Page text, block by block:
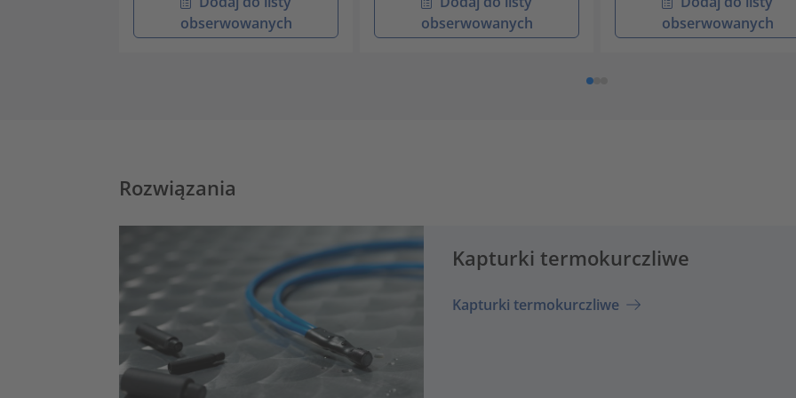
obserwowanych
obserwowanych
obserwowanych
Rozwiązania
Kapturki termokurczliwe
Kapturki termokurczliwe